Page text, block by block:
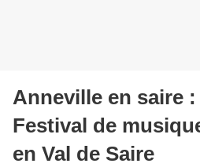
Anneville en saire :
Festival de
en Val de Saire